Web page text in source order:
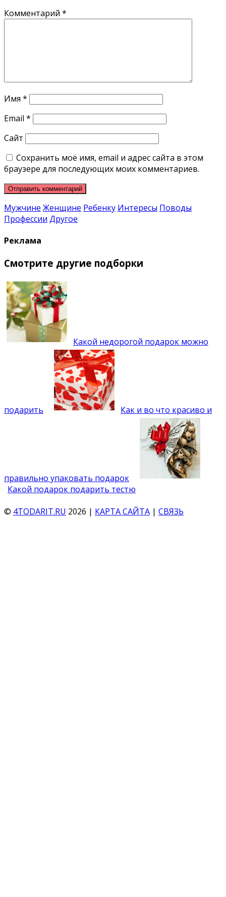
Комментарий *
Имя *
Email *
Сайт
Сохранить моё имя, email и адрес сайта в этом
браузере для последующих моих комментариев.
Мужчине Женщине Ребенку Интересы Поводы
Профессии Другое
Реклама
Смотрите другие подборки
Какой недорогой подарок можно
подарить Как и во что красиво и
правильно упаковать подарок
Какой подарок подарить тестю
© 4TODARIT.RU 2026 | КАРТА САЙТА | СВЯЗЬ